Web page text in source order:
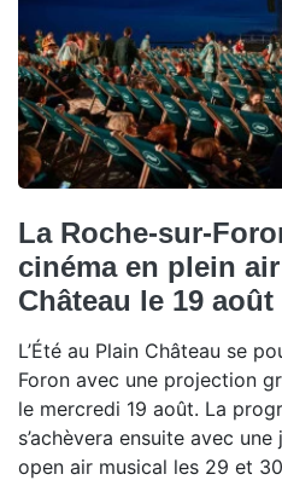
La Roche-sur-
cinéma en plein
Château le 19 août
L’Été au Plain Château se
Foron avec une projection
le mercredi 19 août. La
s’achèvera ensuite avec
open air musical les 29 et